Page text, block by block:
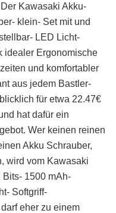
Kawasaki Akku-
klein- Set mit und
LED Licht-
idealer Ergonomische
und komfortabler
aus jedem Bastler-
für etwa 22.47€
hat dafür ein
Wer keinen reinen
Akku Schrauber,
wird vom Kawasaki
1500 mAh-
Softgriff-
eher zu einem